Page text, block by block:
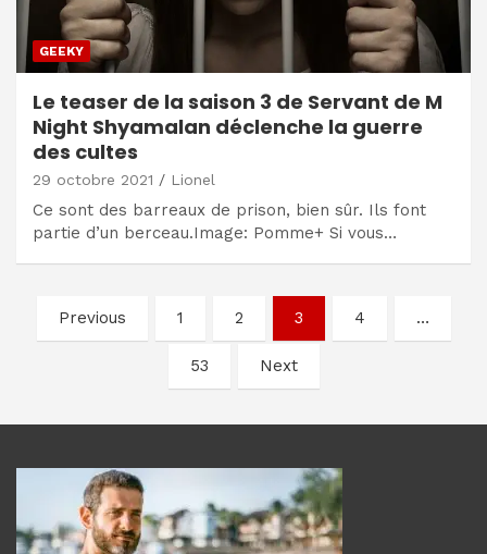
GEEKY
Le teaser de la saison 3 de Servant de M
Night Shyamalan déclenche la guerre
des cultes
29 octobre 2021 Lionel
Ce sont des barreaux de prison, bien sûr. Ils font
partie d’un berceau.Image: Pomme+ Si vous…
Navigation
des
Previous 1 2 3 4 …
53 Next